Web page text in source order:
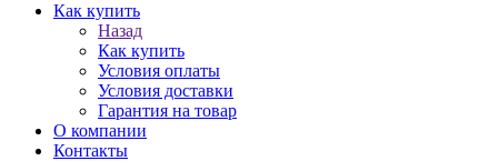
Как купить
Назад
Как купить
Условия оплаты
Условия доставки
Гарантия на товар
О компании
Контакты